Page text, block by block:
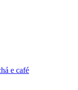
e café